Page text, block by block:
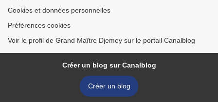
Cookies et données personnelles
Préférences cookies
Voir le profil de Grand Maître Djemey sur le portail Canalblog
Créer un blog sur Canalblog
Créer un blog